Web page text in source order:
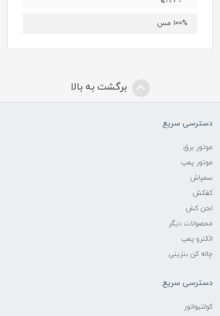
100% مس
برگشت به بالا
دسترسی سریع
موتور برق
موتور پمپ
سمپاش
کفکش
لجن کش
محصولات دیگر
الکترو پمپ
چاله کن بنزینی
دسترسی سریع
کولتیواتور